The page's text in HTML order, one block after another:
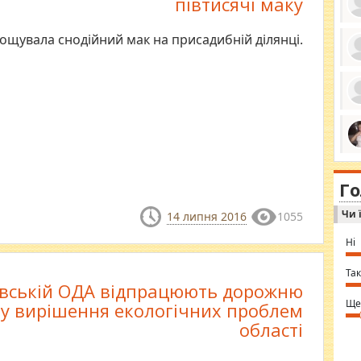
снодійний мак на присадибній ділянці.
14 липня 2016 1055
ОДА відпрацюють дорожню
вирішення екологічних проблем
області
за
ми
in
⇒
Чи
Ні
Так
Ще